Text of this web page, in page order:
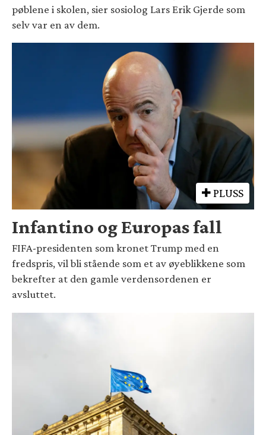
pøblene i skolen, sier sosiolog Lars Erik Gjerde som
selv var en av dem.
PLUSS
Infantino og Europas fall
FIFA-presidenten som kronet Trump med en
fredspris, vil bli stående som et av øyeblikkene som
bekrefter at den gamle verdensordenen er
avsluttet.